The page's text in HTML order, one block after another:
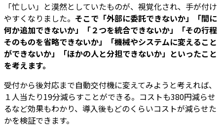
「忙しい」と漠然としていたものが、視覚化され、手が付け
やすくなりました。 そこで「外部に委託できないか」「間に
何か追加できないか」「２つを統合できないか」「その行程
そのものを省略できないか」「機械やシステムに変えること
ができないか」「ほかの人と分担できないか」といったこと
を考えます。
受付から後対応まで自動交付機に変えてみようと考えれば、
１人当たり19分減らすことができる。コストも380円減らせ
るなど効果もわかり、導入後もどのくらいコストが減らせた
かを検証できます。